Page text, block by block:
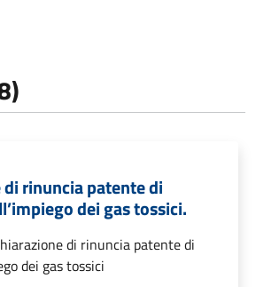
rinuncia patente di
dei gas tossici.
di rinuncia patente di
dei gas tossici